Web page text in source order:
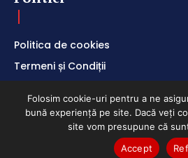
Politica de cookies
Termeni și Condiții
Folosim cookie-uri pentru a ne
bună experiență pe site. Dacă veți
site vom presupune că
Accept